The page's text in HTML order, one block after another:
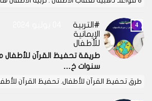
التربية
الإيمانية
للأطفال
سنوات خ…
طرق تحفيظ القرآن للأطفال. تحفيظ القرآن